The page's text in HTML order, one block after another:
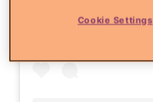
Cookie Settings